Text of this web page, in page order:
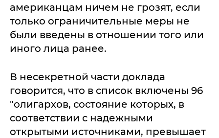
американцам ничем не грозят, если
только ограничительные меры не
были введены в отношении того или
иного лица ранее.
В несекретной части доклада
говорится, что в список включены 96
"олигархов, состояние которых, в
соответствии с надежными
открытыми источниками, превышает